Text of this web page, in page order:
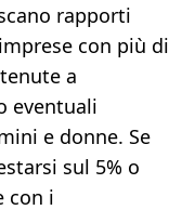
rapporti
con più di
a
eventuali
e donne. Se
sul 5% o
con i